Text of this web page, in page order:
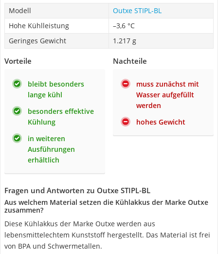
Modell
Outxe ‎STIPL-BL
Hohe Kühlleistung
–3,6 °C
Geringes Gewicht
1.217 g
Vorteile
bleibt besonders
lange kühl
besonders effektive
Kühlung
in weiteren
Ausführungen
erhältlich
Nachteile
muss zunächst mit
Wasser aufgefüllt
werden
hohes Gewicht
Fragen und Antworten zu Outxe ‎STIPL-BL
Aus welchem Material setzen die Kühlakkus der Marke Outxe
zusammen?
Diese Kühlakkus der Marke Outxe werden aus
lebensmittelechtem Kunststoff hergestellt. Das Material ist frei
von BPA und Schwermetallen.